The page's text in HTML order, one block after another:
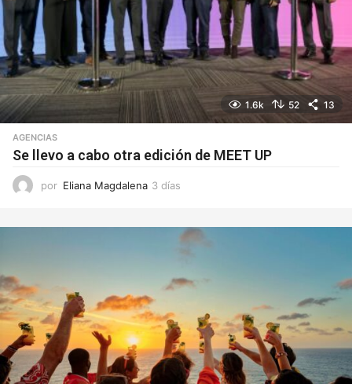
1.6k 52 13
AGENCIAS
Se llevo a cabo otra edición de MEET UP
por Eliana Magdalena 3 días
a
s